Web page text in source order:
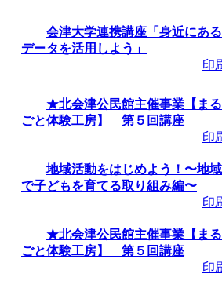
ゃん子育て講
2026/08/10～
ゃん子育て講
：2026/08/10～
だ暑い！コ
エーション
」 受付期
会津大学連携講座「身近にある
データを活用しよう」
印
★北会津公民館主催事業【まる
ごと体験工房】 第５回講座
印
地域活動をはじめよう！〜地域
で子どもを育てる取り組み編〜
印
★北会津公民館主催事業【まる
ごと体験工房】 第５回講座
印